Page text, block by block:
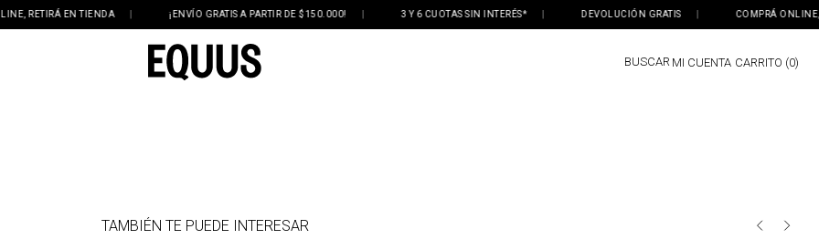
RETIRÁ EN TIENDA | ¡ENVÍO GRATIS A PARTIR DE $150.000! | 3 Y 6 CUOTAS SIN INTERÉS* | DEVOLUCIÓN GRATIS | COMPRÁ ONLINE,
BUSCAR MI CUENTA 0
TAMBIÉN TE PUEDE INTERESAR